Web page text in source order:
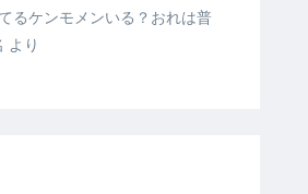
るケンモメンいる？おれは普
より